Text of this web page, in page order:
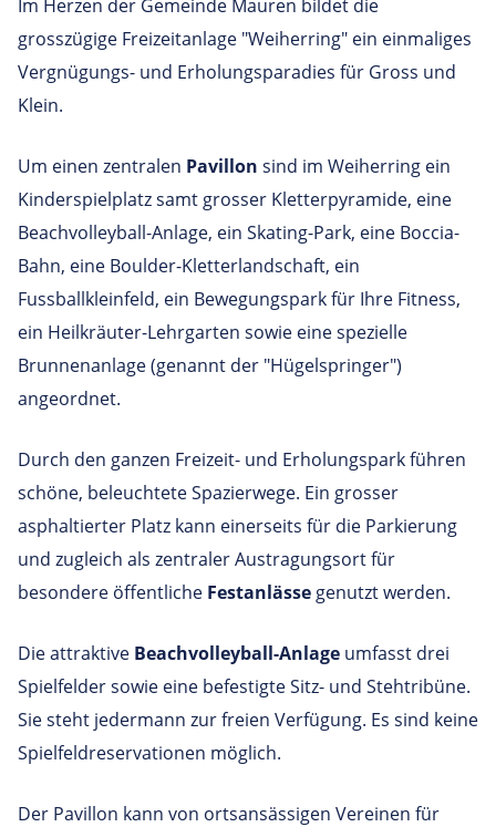
Im Herzen der Gemeinde Mauren bildet die
grosszügige Freizeitanlage "Weiherring" ein einmaliges
Vergnügungs- und Erholungsparadies für Gross und
Klein.
Um einen zentralen Pavillon sind im Weiherring ein
Kinderspielplatz samt grosser Kletterpyramide, eine
Beachvolleyball-Anlage, ein Skating-Park, eine Boccia-
Bahn, eine Boulder-Kletterlandschaft, ein
Fussballkleinfeld, ein Bewegungspark für Ihre Fitness,
ein Heilkräuter-Lehrgarten sowie eine spezielle
Brunnenanlage (genannt der "Hügelspringer")
angeordnet.
Durch den ganzen Freizeit- und Erholungspark führen
schöne, beleuchtete Spazierwege. Ein grosser
asphaltierter Platz kann einerseits für die Parkierung
und zugleich als zentraler Austragungsort für
besondere öffentliche Festanlässe genutzt werden.
Die attraktive Beachvolleyball-Anlage umfasst drei
Spielfelder sowie eine befestigte Sitz- und Stehtribüne.
Sie steht jedermann zur freien Verfügung. Es sind keine
Spielfeldreservationen möglich.
Der Pavillon kann von ortsansässigen Vereinen für